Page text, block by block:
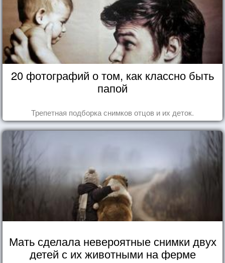
20 фотографий о том, как классно быть
папой
Трепетная подборка снимков отцов и их деток.
Мать сделала невероятные снимки двух
детей с их животными на ферме